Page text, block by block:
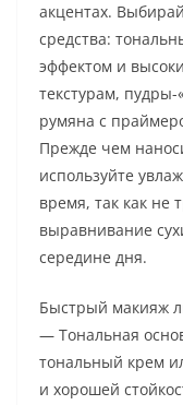
акцентах.
средства:
эффектом и
текстурам,
румяна с
Прежде чем
используйте
время, так как не
выравнивание
середине дня.
Быстрый макияж
— Тональная
тональный крем
и хорошей